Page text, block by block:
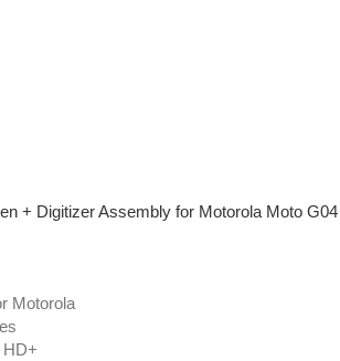
+ Digitizer Assembly for Motorola Moto G04
Motorola
HD+